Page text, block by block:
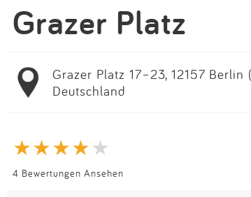
Grazer Platz
Grazer Platz 17–23, 12157
Deutschland
4 Bewertungen Ansehen